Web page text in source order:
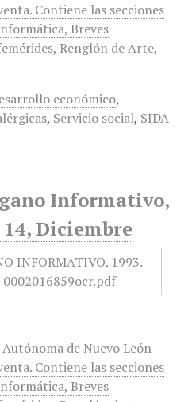
Contiene las secciones
Breves
Renglón de Arte,
económico,
, Servicio social, SIDA
Informativo,
14, Diciembre
de Nuevo León
Contiene las secciones
Breves